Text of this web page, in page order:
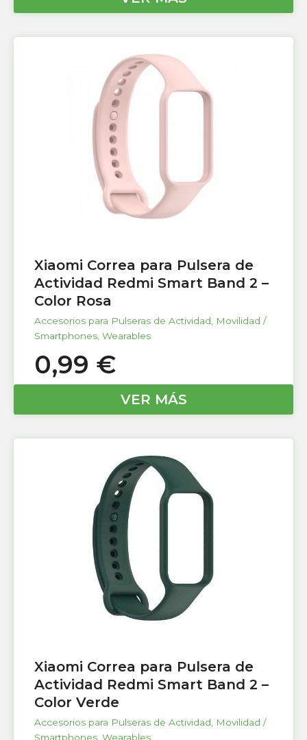
Xiaomi Correa para Pulsera de
Actividad Redmi Smart Band 2 –
Color Rosa
Accesorios para Pulseras de Actividad, Movilidad /
Smartphones, Wearables
0,99 €
VER MÁS
Xiaomi Correa para Pulsera de
Actividad Redmi Smart Band 2 –
Color Verde
Accesorios para Pulseras de Actividad
Movilidad /
Smartphones Wearables